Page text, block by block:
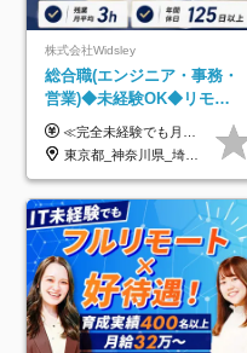
株式会社Widsley
総合職(エンジニア・事務・
営業)◆未経験OK◆リモー
トあり◆残業月3h◆服装髪
型自由
≪完全未経験でも月給40万円以上も可能です！≫ -------------- 【1】ITエンジニア 月給26万円～50万円＋プロジェクト手当＋資格手当 【2】IT事務、営業事務 月給26万円～50万円＋プロジェクト手当＋資格手当 ≪【1】【2】共通≫ ★上記給与には固定残業代20時間分(月3万719円～)を含みます。残業が超過した場合は、追加支給します(残業は月平均3時間とほぼ発生しません。残業がなくても、固定残業代は支給されます) ★試用期間6ヵ月あり（期間中は月給23万1000円～。固定残業代20時間分3万719円～を含む／超過分は別途支給） -------------- 【3】SES営業、SaaS営業 月給30万円以上＋インセンティブ＋各種手当 ★上記給与には固定残業代45時間分(月7万6967円～)を含みます。残業が超過した場合は、追加支給します(残業は月平均3時間とほぼ発生しません。残業がなくても、固定残業代は支給されます) ★試用期間6ヵ月あり(期間中も給与や福利厚生は同じです)
東京都_神奈川県_埼玉県_千葉県_大阪府_愛知県_北海道_青森県_岩手県_宮城県_秋田県_山形県_福島県_茨城県_栃木県_群馬県_新潟県_山梨県_長野県_富山県_石川県_福井県_静岡県_岐阜県_三重県_兵庫県_京都府_滋賀県_奈良県_和歌山県_広島県_岡山県_鳥取県_島根県_山口県_徳島県_香川県_愛媛県_高知県_福岡県_熊本県_佐賀県_長崎県_大分県_宮崎県_鹿児島県_沖縄県